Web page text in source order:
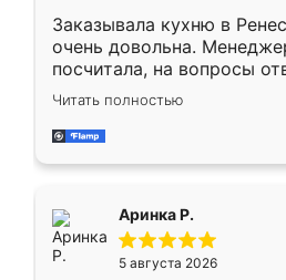
Заказывала кухню в
очень довольна.
посчитала, на вопросы
Замерщик приехал в
делу со всей
за день, ребята работали
Читать полностью
Аринка Р.
5 августа 2026